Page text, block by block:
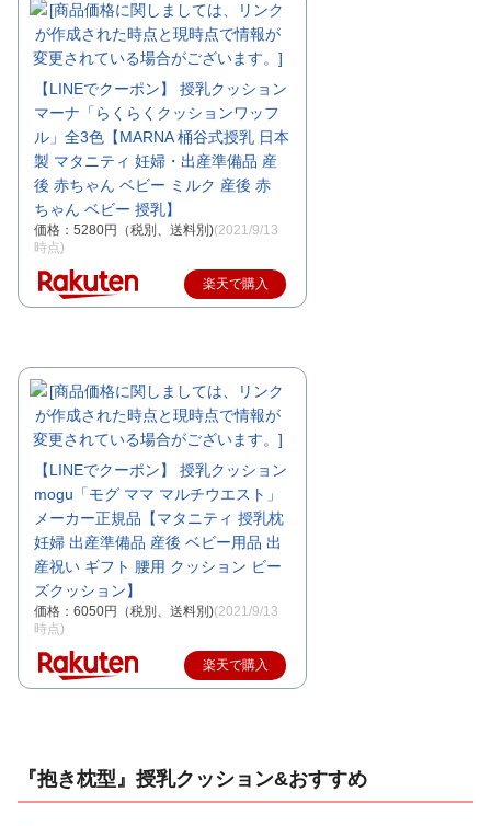
【LINEでクーポン】 授乳クッション
マーナ「らくらくクッションワッフ
ル」全3色【MARNA 桶谷式授乳 日本
製 マタニティ 妊婦・出産準備品 産
後 赤ちゃん ベビー ミルク 産後 赤
ちゃん ベビー 授乳】
価格：5280円（税別、送料別)(2021/9/13
時点)
楽天で購入
【LINEでクーポン】 授乳クッション
mogu「モグ ママ マルチウエスト」
メーカー正規品【マタニティ 授乳枕
妊婦 出産準備品 産後 ベビー用品 出
産祝い ギフト 腰用 クッション ビー
ズクッション】
価格：6050円（税別、送料別)(2021/9/13
時点)
楽天で購入
『抱き枕型』授乳クッション&おすすめ